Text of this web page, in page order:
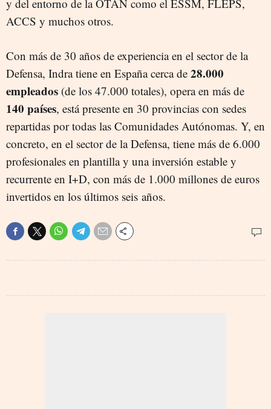
y del entorno de la OTAN como el ESSM, FLEPS,
ACCS y muchos otros.
Con más de 30 años de experiencia en el sector de la
Defensa, Indra tiene en España cerca de 28.000
empleados (de los 47.000 totales), opera en más de
140 países, está presente en 30 provincias con sedes
repartidas por todas las Comunidades Autónomas. Y, en
concreto, en el sector de la Defensa, tiene más de 6.000
profesionales en plantilla y una inversión estable y
recurrente en I+D, con más de 1.000 millones de euros
invertidos en los últimos seis años.